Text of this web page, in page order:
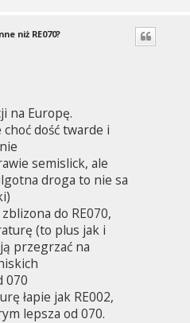
niż RE070?
na Europę.
dość twarde i
semislick, ale
droga to nie sa
do RE070,
(to plus jak i
przegrzać na
070
łapie jak RE002,
lepsza od 070.